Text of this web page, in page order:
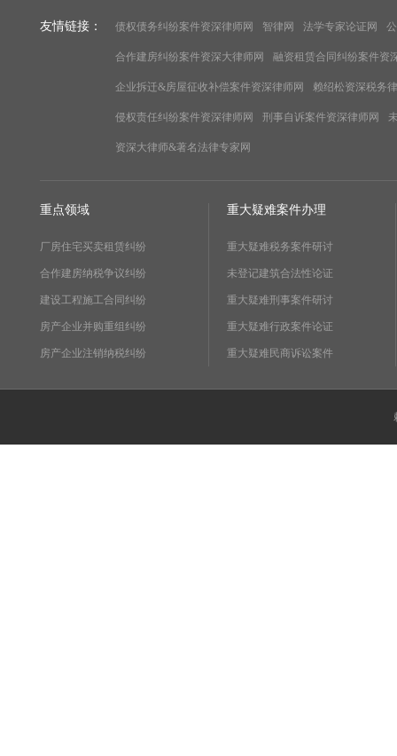
友情链接： 债权债务纠纷案件资深律师网 智律网 法学专家论证网
合作建房纠纷案件资深大律师网 融资租赁合同纠纷案件资
企业拆迁&房屋征收补偿案件资深律师网 赖绍松资深税务
侵权责任纠纷案件资深律师网 刑事自诉案件资深律师网
资深大律师&著名法律专家网
重点领域
厂房住宅买卖租赁纠纷
合作建房纳税争议纠纷
建设工程施工合同纠纷
房产企业并购重组纠纷
房产企业注销纳税纠纷
重大疑难案件办理
重大疑难税务案件研讨
未登记建筑合法性论证
重大疑难刑事案件研讨
重大疑难行政案件论证
重大疑难民商诉讼案件